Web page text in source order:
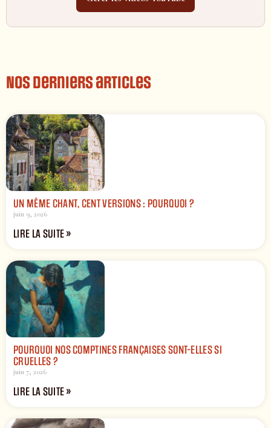
Nos derniers articles
UN MÊME CHANT, CENT VERSIONS : POURQUOI ?
juin 9, 2026
LIRE LA SUITE »
POURQUOI NOS COMPTINES FRANÇAISES SONT-ELLES SI
CRUELLES ?
juin 7, 2026
LIRE LA SUITE »